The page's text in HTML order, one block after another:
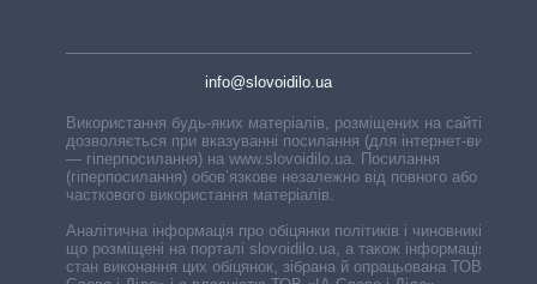
info@slovoidilo.ua
Використання будь-яких матеріалів, розміщених на сайті,
дозволяється при вказуванні посилання (для інтернет-видань
— гіперпосилання) на www.slovoidilo.ua. Посилання
(гіперпосилання) обов’язкове незалежно від повного або
часткового використання матеріалів.
Аналітична інформація про обіцянки політиків і чиновників,
що розміщені на порталі slovoidilo.ua, а також інформація про
стан виконання цих обіцянок, зібрана й опрацьована ТОВ «ІА